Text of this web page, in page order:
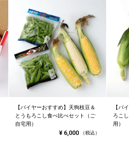
【バイヤーおすすめ】天狗枝豆＆
とうもろこし食べ比べセット（ご
自宅用）
¥ 6,000 （税込）
【バ
ろこ
用）